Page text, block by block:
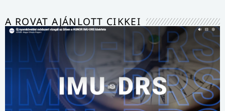
A ROVAT AJÁNLOTT CIKKEI